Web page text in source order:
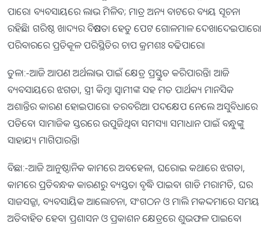
ପାରେ। ବ୍ୟବସାୟରେ ଲାଭ ମିଳିବ; ମାତ୍ର ଅନ୍ୟ ବାଟରେ ବ୍ୟୟ ସୂଚନା
ରହିଛି। ଗରିଷ୍ଠ ଖାଦ୍ୟର ବିଷମତା ହେତୁ ପେଟ ଗୋଳମାଳ ଦେଖାଦେଇପାରେ।
ପରିବାରରେ ପ୍ରତିକୂଳ ପରିସ୍ଥିତିର ଚାପ କ୍ରମଶଃ ବଢିପାରେ।
ତୁଳା:-ଆଜି ଆପଣ ଅର୍ଥଲାଭ ପାଇଁ କ୍ଷେତ୍ର ପ୍ରସ୍ତୁତ କରିପାରନ୍ତି। ଆଜି
ବ୍ୟବସାୟରେ ଝଗଡା, ସ୍ତ୍ରୀ କିମ୍ବା ସ୍ବାମୀଙ୍କ ସହ ମତ ପାର୍ଥକ୍ୟ ମାନସିକ
ଅଶାନ୍ତିର କାରଣ ହୋଇପାରେ। ତରବରିଆ ପଦକ୍ଷେପ ନେଲେ ଅସୁବିଧାରେ
ପଡିବେ। ସାମାଜିକ ସ୍ତରରେ ଉପୁଜିଥିବା ସମସ୍ୟା ସମାଧାନ ପାଇଁ ବନ୍ଧୁଙ୍କୁ
ସାହାଯ୍ୟ ମାଗିପାରନ୍ତି।
ବିଛା:-ଆଜି ଆନୁଷ୍ଠାନିକ କାମରେ ଅବହେଳା, ଘରୋଇ କଥାରେ ଝଗଡା,
କାମରେ ପ୍ରତିବନ୍ଧକ କାରଣରୁ ବ୍ୟସ୍ତତା ବୃଦ୍ଧି ପାଇବ। ଗାଡି ମରାମତି, ଘର
ସାଜସଜ୍ଜା, ବ୍ୟବସାୟିକ ଆଲୋଚନା, ସଂଗଠନ ଓ ମାଲି ମକଦ୍ଦମାରେ ସମୟ
ଅତିବାହିତ ହେବ। ପ୍ରଶାସନ ଓ ପ୍ରକାଶନ କ୍ଷେତ୍ରରେ ଶୁଭଫଳ ପାଇବେ।